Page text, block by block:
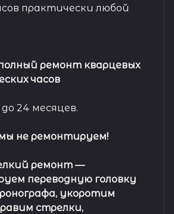
практически любой
ремонт кварцевых
часов
24 месяцев.
не ремонтируем!
ремонт —
переводную головку
укоротим
стрелки,